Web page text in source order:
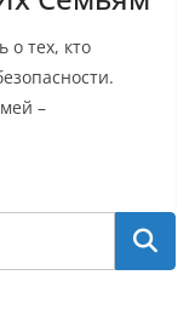
тех, кто
–